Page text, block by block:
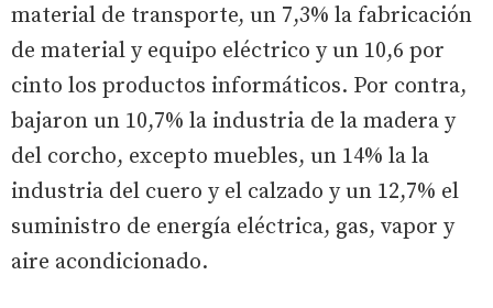
material de transporte, un 7,3% la fabricación
de material y equipo eléctrico y un 10,6 por
cinto los productos informáticos. Por contra,
bajaron un 10,7% la industria de la madera y
del corcho, excepto muebles, un 14% la la
industria del cuero y el calzado y un 12,7% el
suministro de energía eléctrica, gas, vapor y
aire acondicionado.